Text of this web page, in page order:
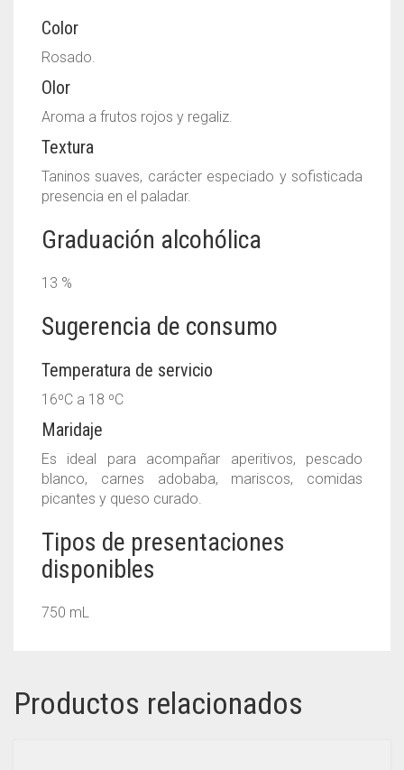
Color
Rosado.
Olor
Aroma a frutos rojos y regaliz.
Textura
Taninos suaves, carácter especiado y sofisticada
presencia en el paladar.
Graduación alcohólica
13 %
Sugerencia de consumo
Temperatura de servicio
16⁰C a 18 ⁰C
Maridaje
Es ideal para acompañar aperitivos, pescado
blanco, carnes adobaba, mariscos, comidas
picantes y queso curado.
Tipos de presentaciones
disponibles
750 mL
Productos relacionados